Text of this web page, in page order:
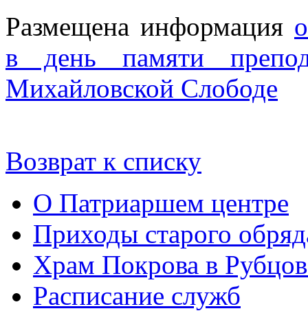
Размещена информация
в день памяти
Михайловской Слободе
Возврат к списку
О Патриаршем центре
Приходы старого
Храм Покрова в
Расписание служб